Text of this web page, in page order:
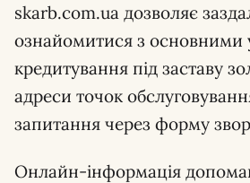
skarb.com.ua дозволяє
ознайомитися з основними
кредитування під заставу
адреси точок
запитання через форму
Онлайн-інформація